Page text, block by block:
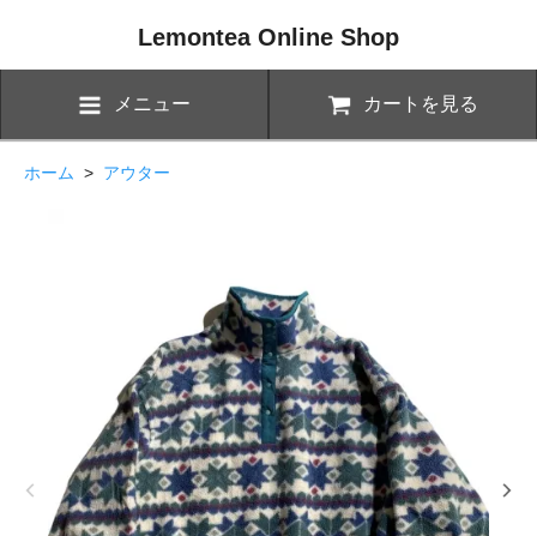
Lemontea Online Shop
メニュー カートを見る
ホーム > アウター